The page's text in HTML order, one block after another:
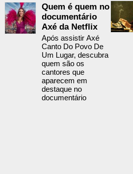
Quem é quem no
documentário
Axé da Netflix
Após assistir Axé
Canto Do Povo De
Um Lugar, descubra
quem são os
cantores que
aparecem em
destaque no
documentário